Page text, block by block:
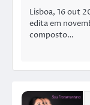
Lisboa, 16 out
edita em
composto…